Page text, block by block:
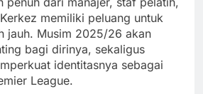
memiliki peluang untuk
jauh. Musim 2025/26 akan
bagi dirinya, sekaligus
identitasnya sebagai
League.